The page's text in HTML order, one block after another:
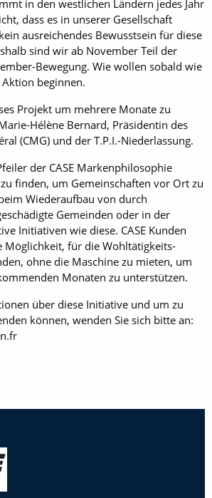
in den westlichen Ländern jedes Jahr
dass es in unserer Gesellschaft
ausreichendes Bewusstsein für diese
sind wir ab November Teil der
Bewegung. Wie wollen sobald wie
beginnen.
Projekt um mehrere Monate zu
Hélène Bernard, Präsidentin des
(CMG) und der T.P.I.-Niederlassung.
der CASE Markenphilosophie
finden, um Gemeinschaften vor Ort zu
Wiederaufbau von durch
Gemeinden oder in der
Initiativen wie diese. CASE Kunden
Möglichkeit, für die Wohltätigkeits-
ohne die Maschine zu mieten, um
Monaten zu unterstützen.
über diese Initiative und um zu
können, wenden Sie sich bitte an: